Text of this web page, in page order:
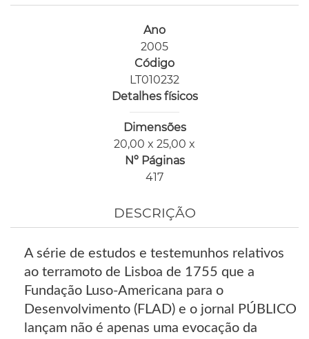
Ano
2005
Código
LT010232
Detalhes físicos
Dimensões
20,00 x 25,00 x
Nº Páginas
417
DESCRIÇÃO
A série de estudos e testemunhos relativos
ao terramoto de Lisboa de 1755 que a
Fundação Luso-Americana para o
Desenvolvimento (FLAD) e o jornal PÚBLICO
lançam não é apenas uma evocação da